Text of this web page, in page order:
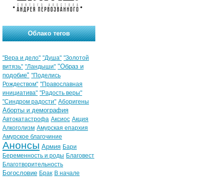
Облако тегов
"Вера и дело" "Душа" "Золотой
витязь" "Ландыши" "Образ и
подобие" "Поделись
Рождеством" "Православная
инициатива" "Радость веры"
"Синдром радости" Аборигены
Аборты и демография
Автокатастрофа Аксиос Акция
Алкоголизм Амурская епархия
Амурское благочиние
Анонсы Армия Бари
Беременность и роды Благовест
Благотворительность
Богословие Брак В начале